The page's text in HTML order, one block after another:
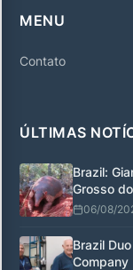
MENU
Contato
ÚLTIMAS
Brazil:
Grosso
06/08/
Brazil
Company